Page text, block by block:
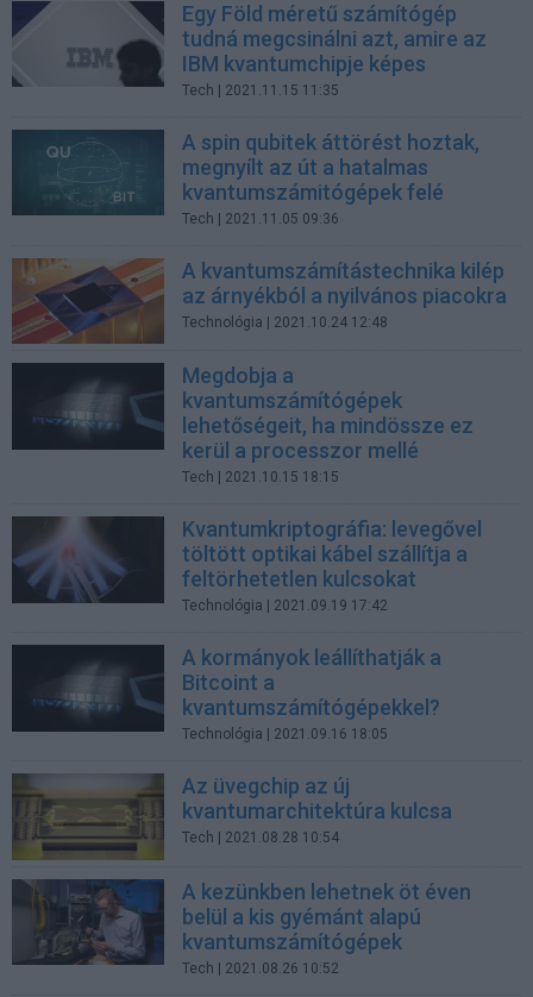
Egy Föld méretű számítógép
tudná megcsinálni azt, amire az
IBM kvantumchipje képes
Tech | 2021.11.15 11:35
A spin qubitek áttörést hoztak,
megnyílt az út a hatalmas
kvantumszámitógépek felé
Tech | 2021.11.05 09:36
A kvantumszámítástechnika kilép
az árnyékból a nyilvános piacokra
Technológia | 2021.10.24 12:48
Megdobja a
kvantumszámítógépek
lehetőségeit, ha mindössze ez
kerül a processzor mellé
Tech | 2021.10.15 18:15
Kvantumkriptográfia: levegővel
töltött optikai kábel szállítja a
feltörhetetlen kulcsokat
Technológia | 2021.09.19 17:42
A kormányok leállíthatják a
Bitcoint a
kvantumszámítógépekkel?
Technológia | 2021.09.16 18:05
Az üvegchip az új
kvantumarchitektúra kulcsa
Tech | 2021.08.28 10:54
A kezünkben lehetnek öt éven
belül a kis gyémánt alapú
kvantumszámítógépek
Tech | 2021.08.26 10:52